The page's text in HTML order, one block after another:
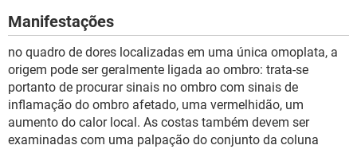
Manifestações
no quadro de dores localizadas em uma única omoplata, a
origem pode ser geralmente ligada ao ombro: trata-se
portanto de procurar sinais no ombro com sinais de
inflamação do ombro afetado, uma vermelhidão, um
aumento do calor local. As costas também devem ser
examinadas com uma palpação do conjunto da coluna